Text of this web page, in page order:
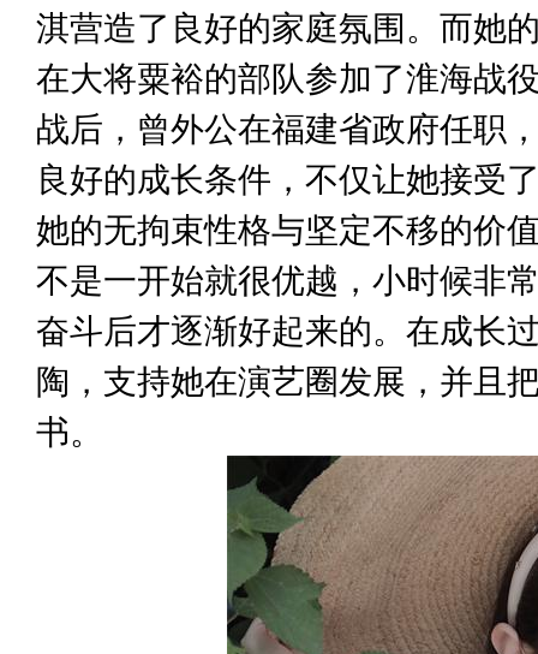
淇营造了良好的家庭氛围。而她
在大将粟裕的部队参加了淮海战
战后，曾外公在福建省政府任职
良好的成长条件，不仅让她接受
她的无拘束性格与坚定不移的价
不是一开始就很优越，小时候非
奋斗后才逐渐好起来的。在成长
陶，支持她在演艺圈发展，并且
书。